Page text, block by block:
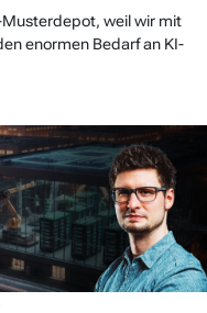
weil wir mit
enormen Bedarf an KI-